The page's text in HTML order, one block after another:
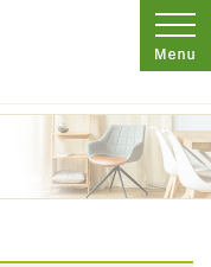
新築戸建てを手がける工務店
ける工務店なら光立建設 ひか